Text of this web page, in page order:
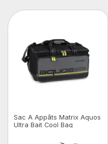
Sac A Appâts Matrix Aquos
Ultra Bait Cool Bag